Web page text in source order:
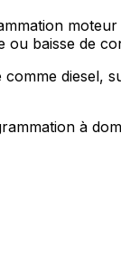
baisse de
à